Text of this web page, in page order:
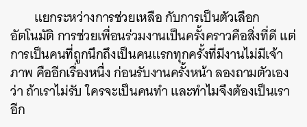
แยกระหว่างการช่วยเหลือ กับการเป็นตัวเลือก
อัตโนมัติ การช่วยเพื่อนร่วมงานเป็นครั้งคราวคือสิ่งที่ดี แต่
การเป็นคนที่ถูกนึกถึงเป็นคนแรกทุกครั้งที่มีงานไม่มีเจ้า
ภาพ คืออีกเรื่องหนึ่ง ก่อนรับงานครั้งหน้า ลองถามตัวเอง
ว่า ถ้าเราไม่รับ ใครจะเป็นคนทำ และทำไมจึงต้องเป็นเรา
อีก